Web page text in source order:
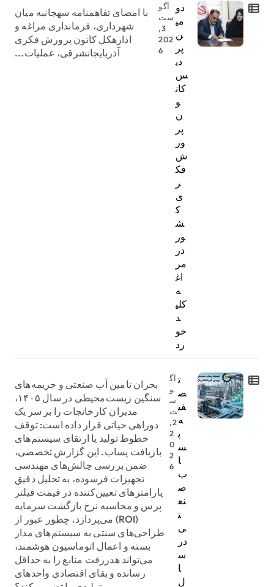
دو
می
ن
پر
دی
س
کان
و
ن
پر
ور
ش
فک
ر
ی
ک
ش
ور
در
مر
اغ
ه
کلی
د
خو
رد
آگو
ست
3,
202
6
با امضای تفاهمنامه سهجانبه میان
شهرداری، فرمانداری مراغه و
ادارهکل کانون پرورش فکری
آذربایجانشرقی، عملیات...
ت
ص
فی
ه
پ
س
ا
ب
ص
نع
ت
ی
در
س
ا
ل
آگ
و
س
ت
2,
2
0
2
6
بحران تامین آب صنعتی و جریمه‌های
سنگین زیست‌محیطی در سال ۱۴۰۵،
مدیران کارخانجات را بر سر یک
دوراهی حیاتی قرار داده است: توقف
خطوط تولید یا ارتقای سیستم‌های
بازیافت پساب. این گزارش تخصصی،
ضمن بررسی چالش‌های مهندسی
تجهیزات فرسوده، به تحلیل دقیق
پارامترهای تعیین‌کننده در قیمت فیلتر
پرس و محاسبه نرخ بازگشت سرمایه
(ROI) می‌پردازد. چطور عبور از
طراحی‌های سنتی به سیستم‌های مدار
بسته و اعمال اتوماسیون هوشمند،
می‌تواند هدررفت منابع را به حداقل
رسانده و بقای اقتصادی واحدهای